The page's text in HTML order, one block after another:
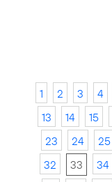
1 2 3 4
13
14 15
23
24 25
32
33 34